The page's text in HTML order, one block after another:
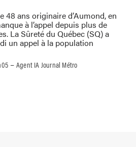
48 ans originaire d’Aumond, en
à l’appel depuis plus de
La Sûreté du Québec (SQ) a
un appel à la population
–Agent IA Journal Métro